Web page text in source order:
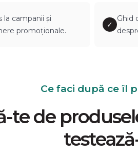
la campanii și
promoționale.
✓
Ghid
Ce faci după ce îl
te de